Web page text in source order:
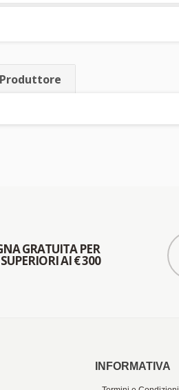
Produttore
GRATUITA PER
AI € 300
INFORMATIVA